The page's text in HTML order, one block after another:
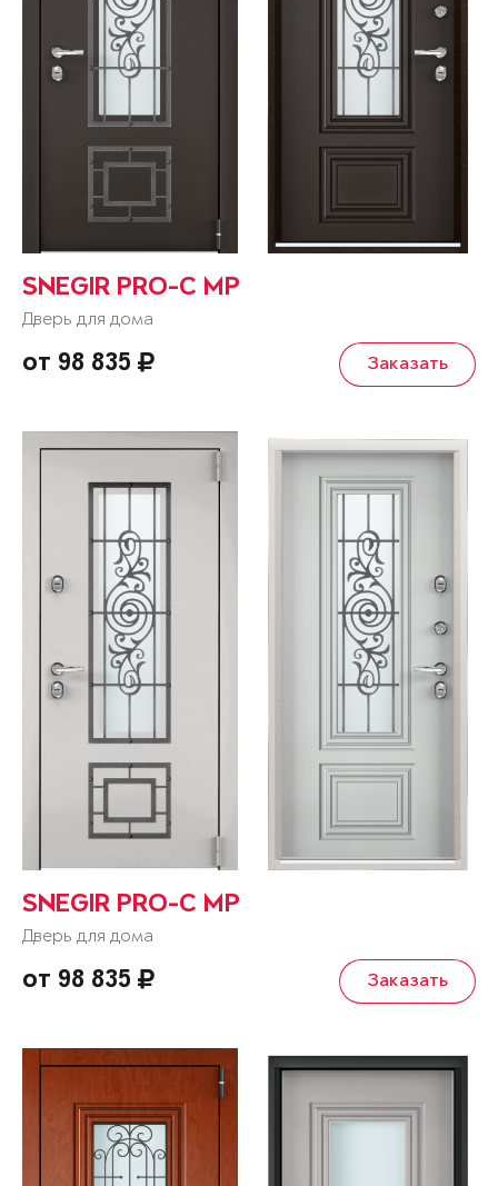
SNEGIR PRO-C MP
Дверь для дома
от 98 835 Заказать
SNEGIR PRO-C MP
Дверь для дома
от 98 835 Заказать